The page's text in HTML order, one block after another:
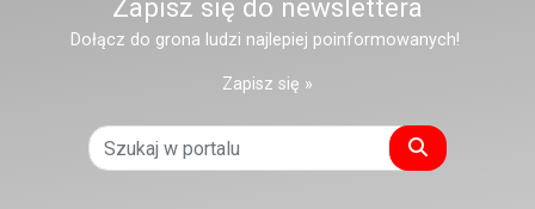
Zapisz się do newslettera
Dołącz do grona ludzi najlepiej poinformowanych!
Zapisz się »
Szukaj